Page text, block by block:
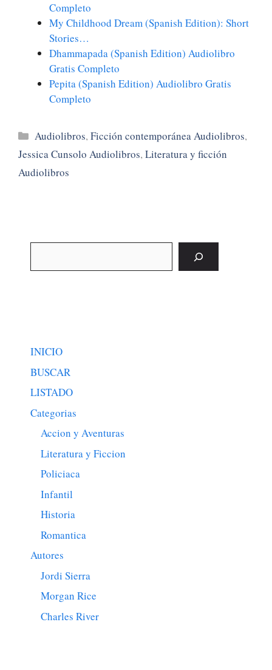
Completo
My Childhood Dream (Spanish Edition): Short
Stories…
Dhammapada (Spanish Edition) Audiolibro
Gratis Completo
Pepita (Spanish Edition) Audiolibro Gratis
Completo
Categorías
Audiolibros,Ficción contemporánea Audiolibros,
Jessica Cunsolo Audiolibros,Literatura y ficción
Audiolibros
INICIO
BUSCAR
LISTADO
Categorias
Accion y Aventuras
Literatura y Ficcion
Policiaca
Infantil
Historia
Romantica
Autores
Jordi Sierra
Morgan Rice
Charles River